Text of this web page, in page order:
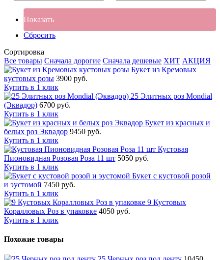
Показать
Сбросить
Сортировка
Все товары Сначала дорогие Сначала дешевые ХИТ АКЦИЯ
Букет из Кремовых
кустовых розы 3900 руб.
Купить в 1 клик
25 Элитных роз Mondial
(Эквадор) 6700 руб.
Купить в 1 клик
Букет из красных и
белых роз Эквадор 9450 руб.
Купить в 1 клик
Кустовая
Пионовидная Розовая Роза 11 шт 5050 руб.
Купить в 1 клик
Букет с кустовой розой
и эустомой 7450 руб.
Купить в 1 клик
9 Кустовых
Коралловых Роз в упаковке 4050 руб.
Купить в 1 клик
Похожие товары